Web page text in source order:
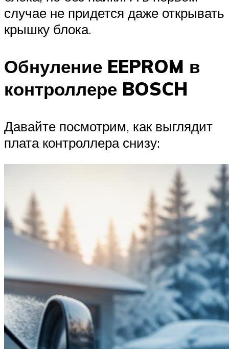
случае не придется даже открывать
крышку блока.
Обнуление EEPROM в
контроллере BOSCH
Давайте посмотрим, как выглядит
плата контроллера снизу: